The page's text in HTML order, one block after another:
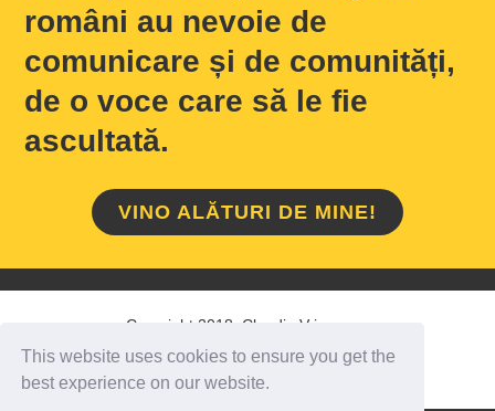
This website uses cookies to ensure you get the
best experience on our website.
români au nevoie de
comunicare și de comunități,
de o voce care să le fie
ascultată.
VINO ALĂTURI DE MINE!
Copyright 2018 Claudiu Vrinceanu
HOME / DESPRE MINE CONTACT